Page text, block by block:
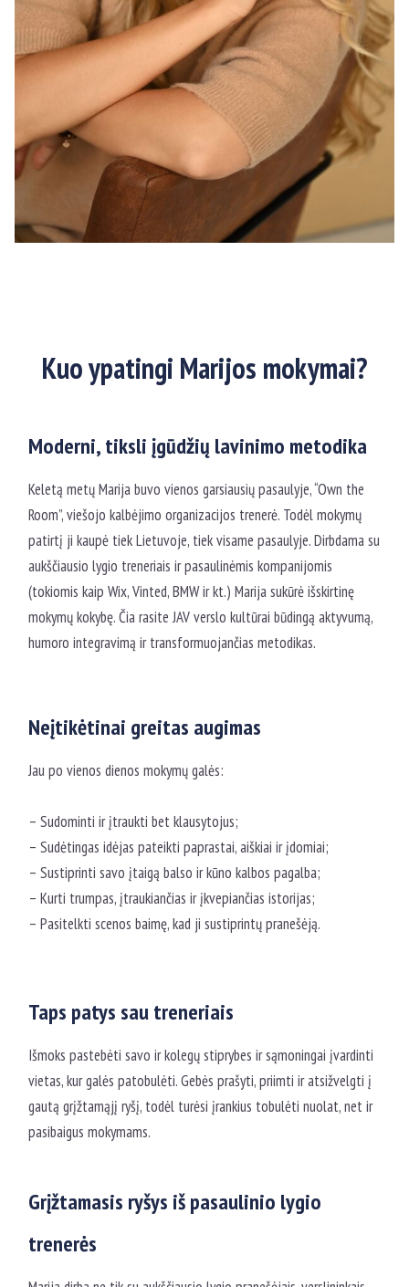
Kuo ypatingi Marijos mokymai?
Moderni, tiksli įgūdžių lavinimo metodika
Keletą metų Marija buvo vienos garsiausių pasaulyje, “Own the
Room”, viešojo kalbėjimo organizacijos trenerė. Todėl mokymų
patirtį ji kaupė tiek Lietuvoje, tiek visame pasaulyje. Dirbdama su
aukščiausio lygio treneriais ir pasaulinėmis kompanijomis
(tokiomis kaip Wix, Vinted, BMW ir kt.) Marija sukūrė išskirtinę
mokymų kokybę. Čia rasite JAV verslo kultūrai būdingą aktyvumą,
humoro integravimą ir transformuojančias metodikas.
Neįtikėtinai greitas augimas
Jau po vienos dienos mokymų galės:
– Sudominti ir įtraukti bet klausytojus;
– Sudėtingas idėjas pateikti paprastai, aiškiai ir įdomiai;
– Sustiprinti savo įtaigą balso ir kūno kalbos pagalba;
– Kurti trumpas, įtraukiančias ir įkvepiančias istorijas;
– Pasitelkti scenos baimę, kad ji sustiprintų pranešėją.
Taps patys sau treneriais
Išmoks pastebėti savo ir kolegų stiprybes ir sąmoningai įvardinti
vietas, kur galės patobulėti. Gebės prašyti, priimti ir atsižvelgti į
gautą grįžtamąjį ryšį, todėl turėsi įrankius tobulėti nuolat, net ir
pasibaigus mokymams.
Grįžtamasis ryšys iš pasaulinio lygio
trenerės